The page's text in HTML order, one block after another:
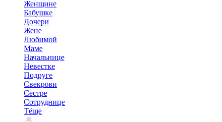
Женщине
Бабушке
Дочери
Жене
Любимой
Маме
Начальнице
Невестке
Подруге
Свекрови
Сестре
Сотруднице
Тёще